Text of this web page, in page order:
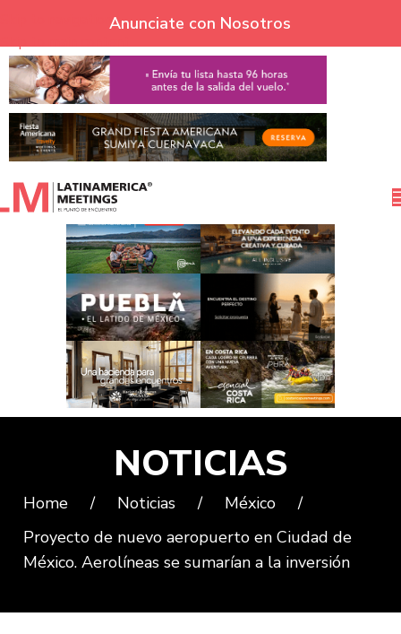
Skip to navigation
Skip to main content
Anunciate con Nosotros
NOTICIAS
Home / Noticias / México
/
Proyecto de nuevo aeropuerto en Ciudad de
México. Aerolíneas se sumarían a la inversión